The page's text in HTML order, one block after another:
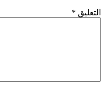
التعليق *